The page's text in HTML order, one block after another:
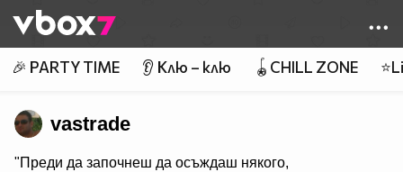
👾
🎉 PARTY TIME 👂 Клю – клю 🪀CHILL ZONE
vastrade
"Преди да започнеш да осъждаш някого,